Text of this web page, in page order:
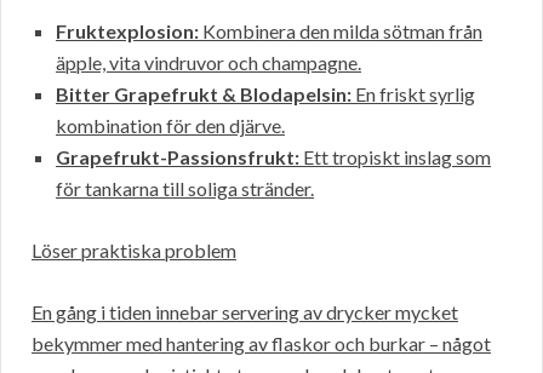
Fruktexplosion: Kombinera den milda sötman från
äpple, vita vindruvor och champagne.
Bitter Grapefrukt & Blodapelsin: En friskt syrlig
kombination för den djärve.
Grapefrukt-Passionsfrukt: Ett tropiskt inslag som
för tankarna till soliga stränder.
Löser praktiska problem
En gång i tiden innebar servering av drycker mycket
bekymmer med hantering av flaskor och burkar – något